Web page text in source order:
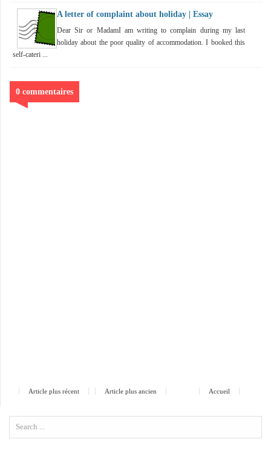
A letter of complaint about holiday | Essay
Dear Sir or MadamI am writing to complain during my last
holiday about the poor quality of accommodation. I booked this
self-cateri ...
0 commentaires
Article plus récent Article plus ancien Accueil